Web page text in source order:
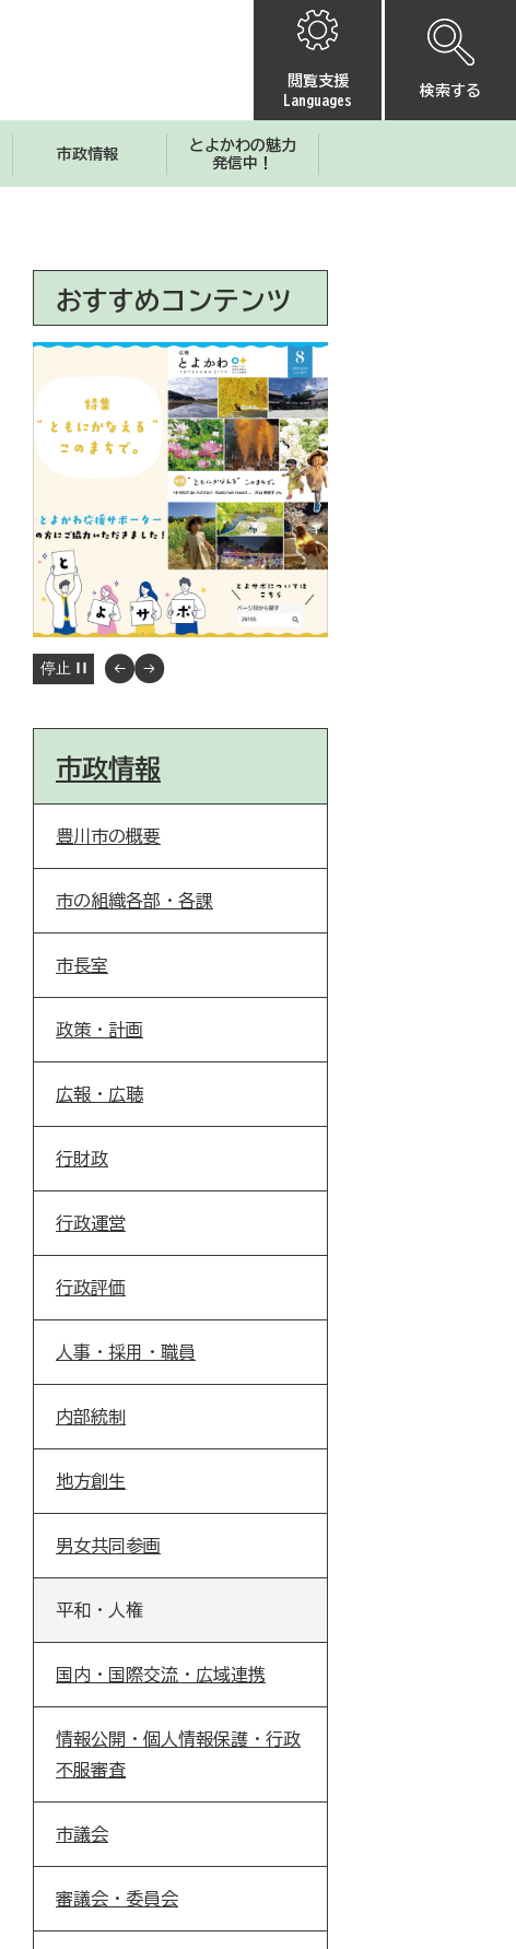
閲覧支援
Languages
検索する
市政情報
とよかわの魅力
発信中！
おすすめコンテンツ
停止
市政情報
豊川市の概要
市の組織各部・各課
市長室
政策・計画
広報・広聴
行財政
行政運営
行政評価
人事・採用・職員
内部統制
地方創生
男女共同参画
平和・人権
国内・国際交流・広域連携
情報公開・個人情報保護・行政
不服審査
市議会
審議会・委員会